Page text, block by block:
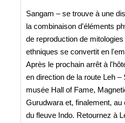
Sangam – se trouve à une
la combinaison d'éléments
de reproduction de
ethniques se convertit en
Après le prochain arrêt à
en direction de la route Leh –
musée Hall of Fame,
Gurudwara et, finalement,
du fleuve Indo. Retournez à